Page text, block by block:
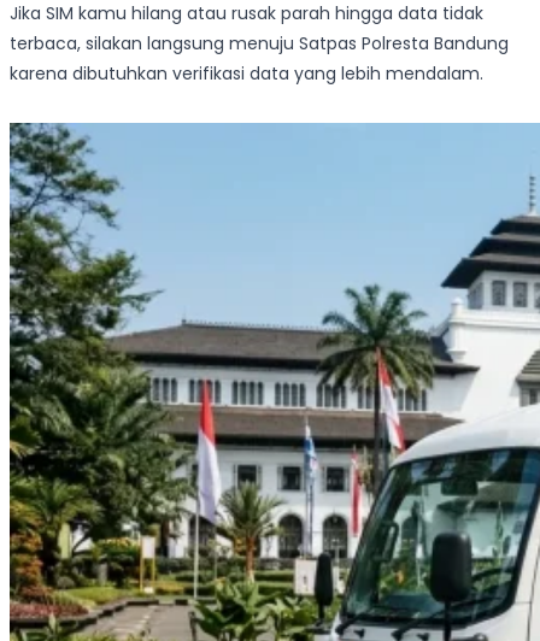
Jika SIM kamu hilang atau rusak parah hingga data tidak
terbaca, silakan langsung menuju Satpas Polresta Bandung
karena dibutuhkan verifikasi data yang lebih mendalam.